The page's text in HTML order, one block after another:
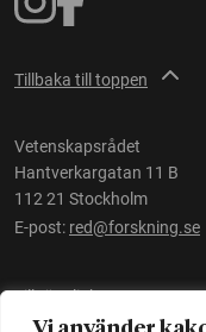
Tillbaka till toppen
Vetenskapsrådet
Hantverkargatan 11 B
112 21 Stockholm
E-post: red@forskning.se
Tillgänglighet